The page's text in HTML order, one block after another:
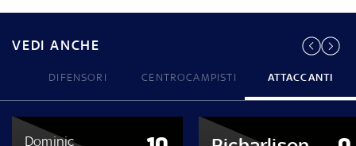
VEDI ANCHE
DIFENSORI CENTROCAMPISTI ATTACCANTI
Dominic